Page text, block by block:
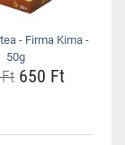
- Firma Kima -
50g
650 Ft